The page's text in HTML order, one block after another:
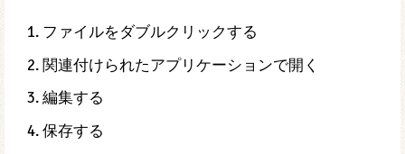
ファイルをダブルクリックする
関連付けられたアプリケーションで開く
編集する
保存する